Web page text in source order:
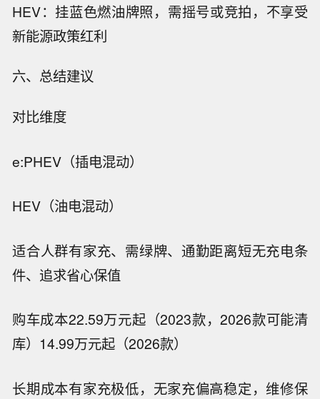
HEV：挂蓝色燃油牌照，需摇号或竞拍，不享受
新能源政策红利
六、总结建议
对比维度
e:PHEV（插电混动）
HEV（油电混动）
适合人群有家充、需绿牌、通勤距离短无充电条
件、追求省心保值
购车成本22.59万元起（2023款，2026款可能清
库） 14.99万元起（2026款）
长期成本有家充极低，无家充偏高稳定，维修保